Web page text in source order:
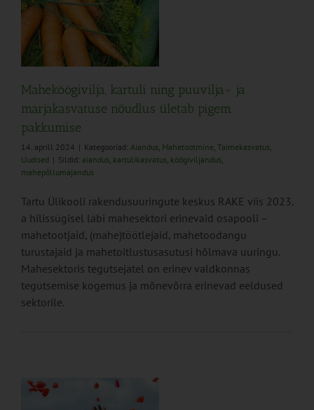
Maheköögivilja, kartuli ning puuvilja- ja
marjakasvatuse nõudlus ületab pigem
pakkumise
14. aprill 2024 | Kategooriad: Aiandus, Mahetootmine, Taimekasvatus,
Uudised | Sildid: aiandus, kartulikasvatus, köögiviljandus,
mahepõllumajandus
Tartu Ülikooli rakendusuuringute keskus RAKE viis 2023.
a hilissügisel läbi mahesektori erinevaid osapooli –
mahetootjaid, (mahe)töötlejaid, mahetoodangu
turustajaid ja mahetoitlustusasutusi hõlmava uuringu.
Mahesektoris tegutsejatel on erinev valdkonnas
tegutsemise kogemus ja mõnevõrra erinevad eeldused
sektorile.